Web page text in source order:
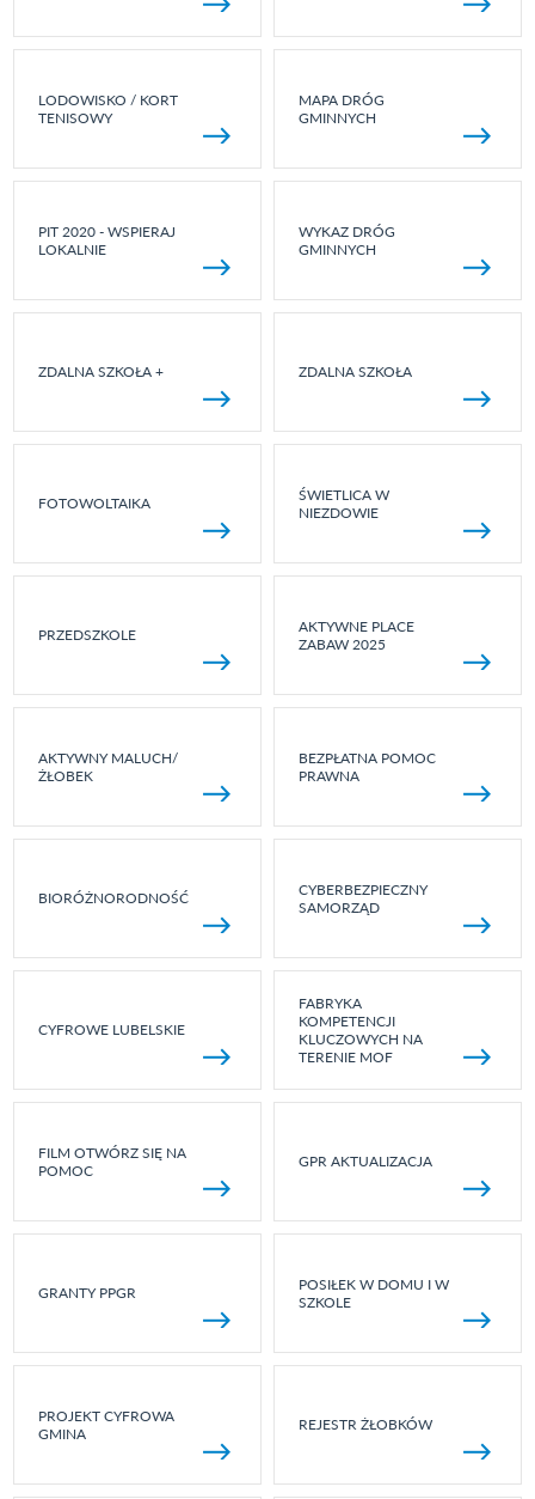
LODOWISKO / KORT
TENISOWY
MAPA DRÓG
GMINNYCH
PIT 2020 - WSPIERAJ
LOKALNIE
WYKAZ DRÓG
GMINNYCH
ZDALNA SZKOŁA + ZDALNA SZKOŁA
FOTOWOLTAIKA
ŚWIETLICA W
NIEZDOWIE
PRZEDSZKOLE
AKTYWNE PLACE
ZABAW 2025
AKTYWNY MALUCH/
ŻŁOBEK
BEZPŁATNA POMOC
PRAWNA
BIORÓŻNORODNOŚĆ
CYBERBEZPIECZNY
SAMORZĄD
CYFROWE LUBELSKIE
FABRYKA
KOMPETENCJI
KLUCZOWYCH NA
TERENIE MOF
FILM OTWÓRZ SIĘ NA
POMOC
GPR AKTUALIZACJA
GRANTY PPGR
POSIŁEK W DOMU I W
SZKOLE
PROJEKT CYFROWA
GMINA
REJESTR ŻŁOBKÓW